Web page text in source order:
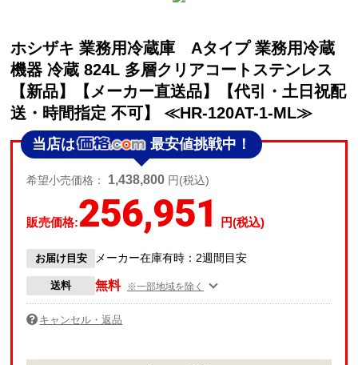
ホシザキ 業務用冷蔵庫 Aタイプ 業務用冷蔵
機器 冷蔵 824L 多層クリアコートステンレス
【新品】【メーカー直送品】【代引・土日祝配
送・時間指定 不可】 ≪HR-120AT-1-ML≫
当店は 最安値挑戦中！
希望小売価格： 1,438,800 円(税込)
販売価格:256,951 円(税込)
お届け目安 メーカー在庫有時：2週間目安
送料 無料 ※一部地域を除く
キャンセル・返品